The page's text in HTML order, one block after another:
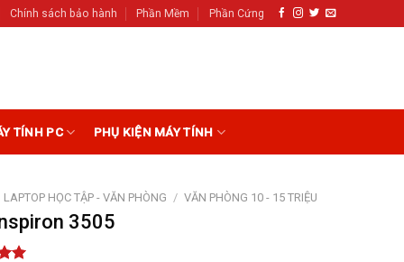
Chính sách bảo hành Phần Mềm Phần Cứng
TÍNH PC PHỤ KIỆN MÁY TÍNH
LAPTOP HỌC TẬP - VĂN PHÒNG / VĂN PHÒNG 10 - 15 TRIỆU
3505